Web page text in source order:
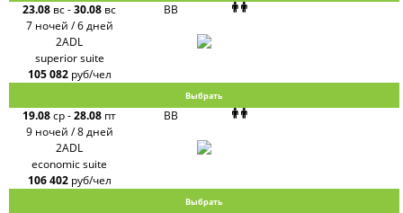
23.08 вс-30.08 вс
7 ночей / 6 дней
BB
2ADL
superior suite
105 082 руб/чел
Выбрать
19.08ср-28.08 пт
9 ночей / 8 дней
BB
2ADL
economic suite
106 402 руб/чел
Выбрать